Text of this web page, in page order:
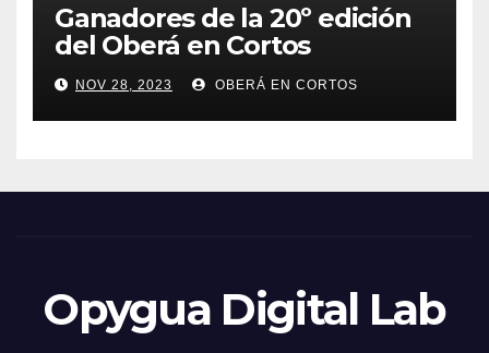
Ganadores de la 20º edición
del Oberá en Cortos
NOV 28, 2023 OBERÁ EN CORTOS
Opygua Digital Lab